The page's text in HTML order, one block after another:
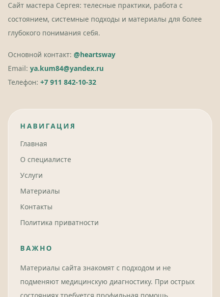
Сайт мастера Сергея: телесные практики, работа с
состоянием, системные подходы и материалы для более
глубокого понимания себя.
Основной контакт: @heartsway
Email: ya.kum84@yandex.ru
Телефон: +7 911 842-10-32
НАВИГАЦИЯ
Главная
О специалисте
Услуги
Материалы
Контакты
Политика приватности
ВАЖНО
Материалы сайта знакомят с подходом и не
подменяют медицинскую диагностику. При острых